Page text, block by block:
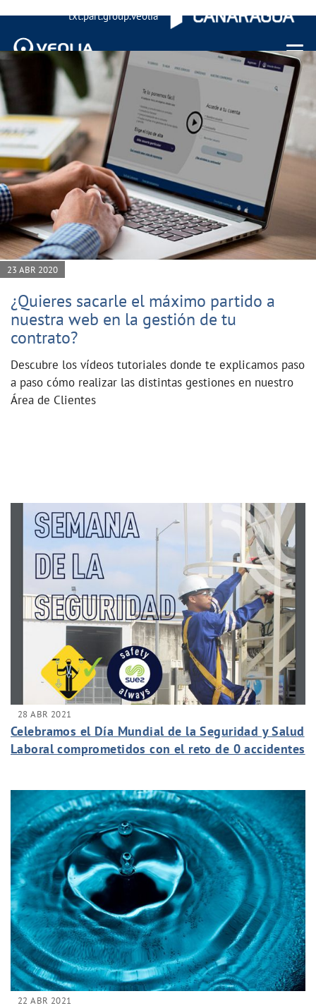
txt.part.group.veolia
Menu
23 ABR 2020
¿Quieres sacarle el máximo partido a
nuestra web en la gestión de tu
contrato?
Descubre los vídeos tutoriales donde te explicamos paso
a paso cómo realizar las distintas gestiones en nuestro
Área de Clientes
28 ABR 2021
Celebramos el Día Mundial de la Seguridad y Salud
Laboral comprometidos con el reto de 0 accidentes
22 ABR 2021